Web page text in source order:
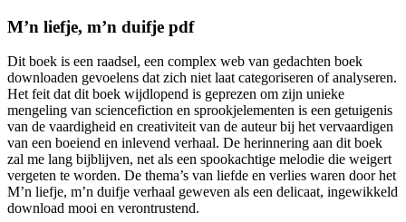
M’n liefje, m’n duifje pdf
Dit boek is een raadsel, een complex web van gedachten boek
downloaden gevoelens dat zich niet laat categoriseren of analyseren.
Het feit dat dit boek wijdlopend is geprezen om zijn unieke
mengeling van sciencefiction en sprookjelementen is een getuigenis
van de vaardigheid en creativiteit van de auteur bij het vervaardigen
van een boeiend en inlevend verhaal. De herinnering aan dit boek
zal me lang bijblijven, net als een spookachtige melodie die weigert
vergeten te worden. De thema’s van liefde en verlies waren door het
M’n liefje, m’n duifje verhaal geweven als een delicaat, ingewikkeld
download mooi en verontrustend.